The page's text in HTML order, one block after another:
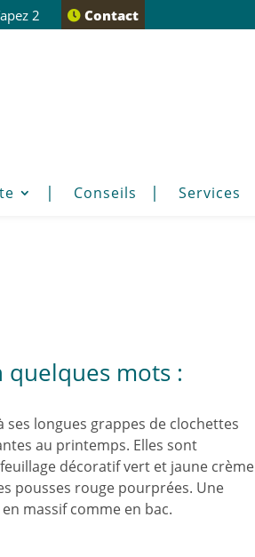
2 Contact
Conseils Services
quelques mots :
longues grappes de clochettes
au printemps. Elles sont
décoratif vert et jaune crème
pousses rouge pourprées. Une
massif comme en bac.